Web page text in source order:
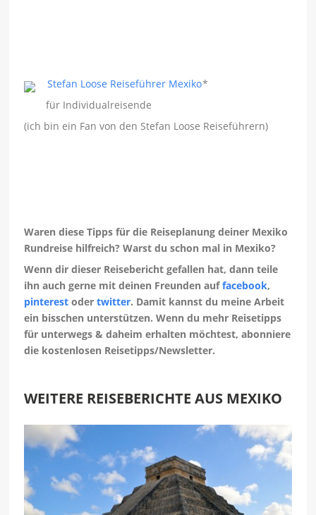
Stefan Loose Reiseführer Mexiko*
für Individualreisende
(ich bin ein Fan von den Stefan Loose Reiseführern)
Waren diese Tipps für die Reiseplanung deiner Mexiko
Rundreise hilfreich? Warst du schon mal in Mexiko?
Wenn dir dieser Reisebericht gefallen hat, dann teile
ihn auch gerne mit deinen Freunden auffacebook,
pinterest odertwitter. Damit kannst du meine Arbeit
ein bisschen unterstützen. Wenn du mehr Reisetipps
für unterwegs & daheim erhalten möchtest, abonniere
die kostenlosen Reisetipps/Newsletter.
WEITERE REISEBERICHTE AUS MEXIKO